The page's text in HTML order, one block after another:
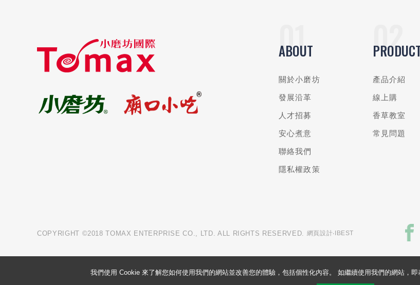
ABOUT
關於小磨坊
發展沿革
人才招募
安心煮意
聯絡我們
隱私權政策
產品介紹
線上購
香草教室
常見問題
COPYRIGHT ©2018 TOMAX ENTERPRISE CO., LTD. ALL RIGHTS RESERVED. 網頁設計‧IBEST
我們使用 Cookie 來了解您如何使用我們的網站並改善您的體驗，包括個性化內容。 如繼續使用我們的網站，即